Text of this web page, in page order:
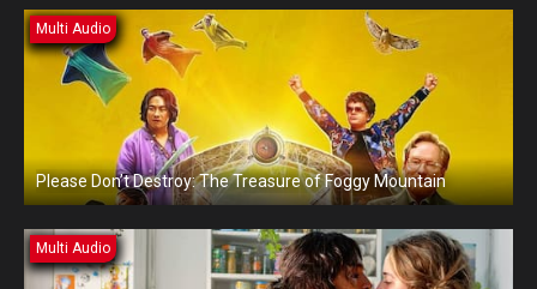
Multi Audio
Please Don’t Destroy: The Treasure of Foggy Mountain
Multi Audio